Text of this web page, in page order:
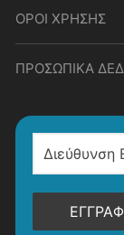
ΟΡΟΙ ΧΡΗΣΗΣ
ΠΡΟΣΩΠΙΚΑ